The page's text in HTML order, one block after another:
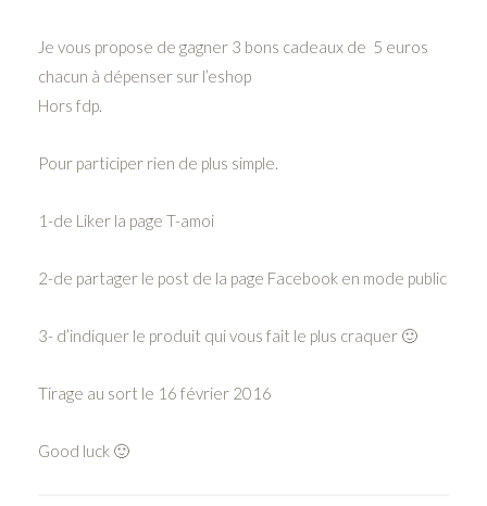
Je vous propose de gagner 3 bons cadeaux de 5 euros
chacun à dépenser sur l’eshop
Hors fdp.
Pour participer rien de plus simple.
1-de Liker la page T-amoi
2-de partager le post de la page Facebook en mode public
3- d’indiquer le produit qui vous fait le plus craquer 🙂
Tirage au sort le 16 février 2016
Good luck 🙂